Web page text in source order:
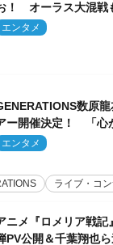
！ オーラス大混戦
引き
エンタメ
数原
ー開催決定！ 「心
せてお届けできれば」
エンタメ
ライブ・コン
ニメ『ロメリア戦
PV公開＆千葉翔也